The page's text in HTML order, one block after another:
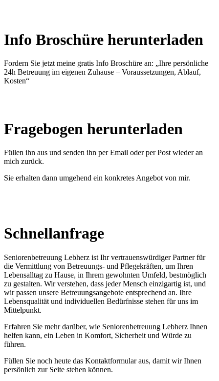
Info Broschüre herunter­laden
Fordern Sie jetzt meine gratis Info Broschüre an: „Ihre persönliche
24h Betreuung im eigenen Zuhause – Voraussetzungen, Ablauf,
Kosten“
Fragebogen herunter­laden
Füllen ihn aus und senden ihn per Email oder per Post wieder an
mich zurück.
Sie erhalten dann umgehend ein konkretes Angebot von mir.
Schnell­anfrage
Seniorenbetreuung Lebherz ist Ihr vertrauenswürdiger Partner für
die Vermittlung von Betreuungs- und Pflegekräften, um Ihren
Lebensalltag zu Hause, in Ihrem gewohnten Umfeld, bestmöglich
zu gestalten. Wir verstehen, dass jeder Mensch einzigartig ist, und
wir passen unsere Betreuungsangebote entsprechend an. Ihre
Lebensqualität und individuellen Bedürfnisse stehen für uns im
Mittelpunkt.
Erfahren Sie mehr darüber, wie Seniorenbetreuung Lebherz Ihnen
helfen kann, ein Leben in Komfort, Sicherheit und Würde zu
führen.
Füllen Sie noch heute das Kontaktformular aus, damit wir Ihnen
persönlich zur Seite stehen können.